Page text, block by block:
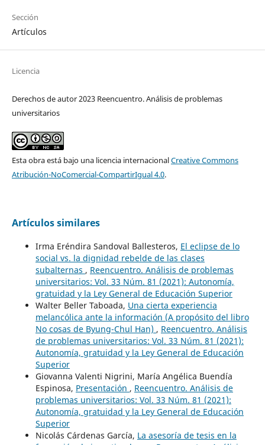
Sección
Artículos
Licencia
Derechos de autor 2023 Reencuentro. Análisis de problemas
universitarios
Esta obra está bajo una licencia internacionalCreative Commons
Atribución-NoComercial-CompartirIgual 4.0.
Artículos similares
Irma Eréndira Sandoval Ballesteros, El eclipse de lo
social vs. la dignidad rebelde de las clases
subalternas , Reencuentro. Análisis de problemas
universitarios: Vol. 33 Núm. 81 (2021): Autonomía,
gratuidad y la Ley General de Educación Superior
Walter Beller Taboada, Una cierta experiencia
melancólica ante la información (A propósito del libro
No cosas de Byung-Chul Han) , Reencuentro. Análisis
de problemas universitarios: Vol. 33 Núm. 81 (2021):
Autonomía, gratuidad y la Ley General de Educación
Superior
Giovanna Valenti Nigrini, María Angélica Buendía
Espinosa, Presentación , Reencuentro. Análisis de
problemas universitarios: Vol. 33 Núm. 81 (2021):
Autonomía, gratuidad y la Ley General de Educación
Superior
Nicolás Cárdenas García, La asesoría de tesis en la